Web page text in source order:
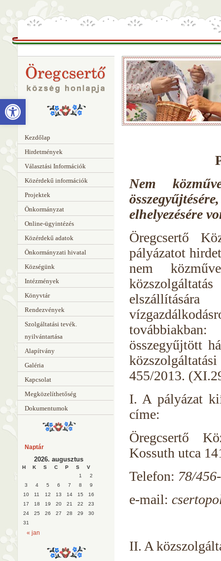
Eszköztár megnyitása
Nem
elhelyezésére
Öregcsertő
pályázatot
nem
összegyűjtött
455/2013.
I. A pályázat
címe:
Öregcsertő
Kossuth utca
Telefon: 78/
e-mail:
II. A
Kezdőlap
Hirdetmények
Választási Információk
Közérdekű információk
Projektek
Önkormányzat
Online-ügyintézés
Közérdekű adatok
Önkormányzati hivatal
Községünk
Intézmények
Könyvtár
Rendezvények
Szolgáltatási tevék.
nyilvántartása
Alapítvány
Galéria
Kapcsolat
Megközelíthetőség
Dokumentumok
Naptár
2026. augusztus
H K S C P S V
« jan
1
2
3
4 5 6 7 8
9
10
11 12 13 14 15
16
17
18 19 20 21 22
23
24
25 26 27 28 29
30
31